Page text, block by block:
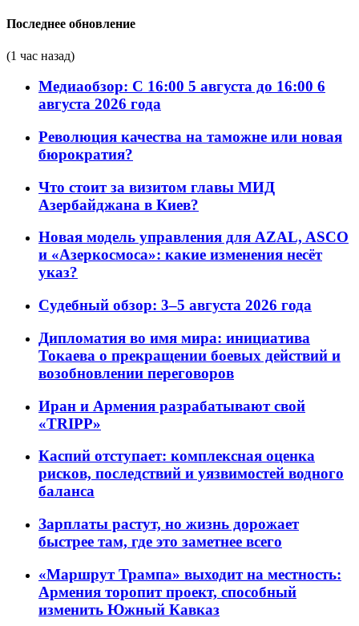
Последнее обновление
(1 час назад)
Медиаобзор: С 16:00 5 августа до 16:00 6
августа 2026 года
Революция качества на таможне или новая
бюрократия?
Что стоит за визитом главы МИД
Азербайджана в Киев?
Новая модель управления для AZAL, ASCO
и «Азеркосмоса»: какие изменения несёт
указ?
Судебный обзор: 3–5 августа 2026 года
Дипломатия во имя мира: инициатива
Токаева о прекращении боевых действий и
возобновлении переговоров
Иран и Армения разрабатывают свой
«TRIPP»
Каспий отступает: комплексная оценка
рисков, последствий и уязвимостей водного
баланса
Зарплаты растут, но жизнь дорожает
быстрее там, где это заметнее всего
«Маршрут Трампа» выходит на местность:
Армения торопит проект, способный
изменить Южный Кавказ